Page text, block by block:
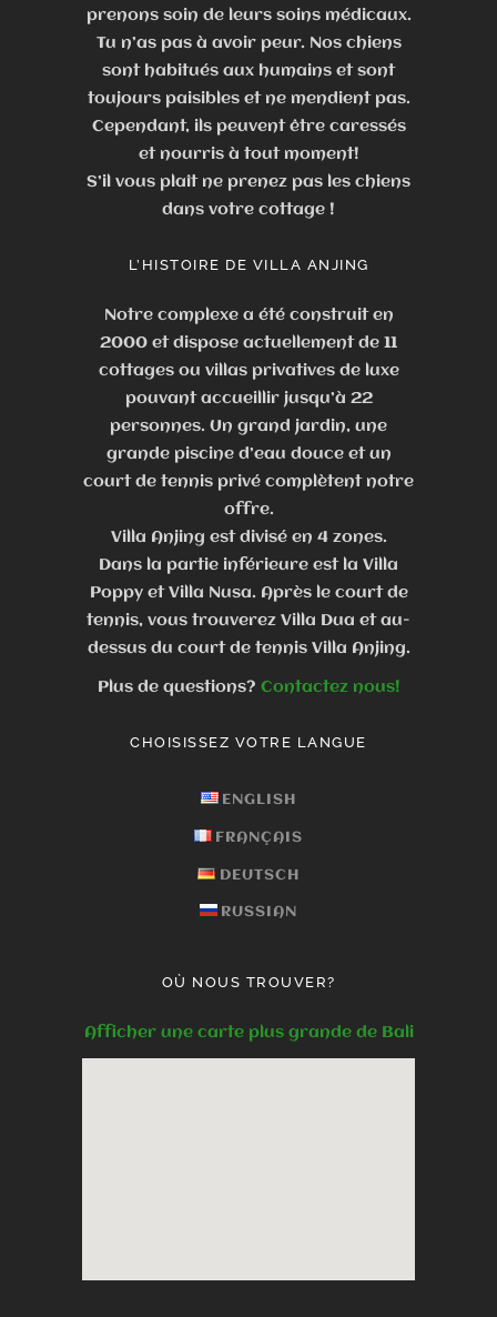
prenons soin de leurs soins médicaux.
Tu n’as pas à avoir peur. Nos chiens
sont habitués aux humains et sont
toujours paisibles et ne mendient pas.
Cependant, ils peuvent être caressés
et nourris à tout moment!
S’il vous plaît ne prenez pas les chiens
dans votre cottage !
L’HISTOIRE DE VILLA ANJING
Notre complexe a été construit en
2000 et dispose actuellement de 11
cottages ou villas privatives de luxe
pouvant accueillir jusqu’à 22
personnes. Un grand jardin, une
grande piscine d’eau douce et un
court de tennis privé complètent notre
offre.
Villa Anjing est divisé en 4 zones.
Dans la partie inférieure est la Villa
Poppy et Villa Nusa. Après le court de
tennis, vous trouverez Villa Dua et au-
dessus du court de tennis Villa Anjing.
Plus de questions? Contactez nous!
CHOISISSEZ VOTRE LANGUE
ENGLISH
FRANÇAIS
DEUTSCH
RUSSIAN
OÙ NOUS TROUVER?
Afficher une carte plus grande de Bali